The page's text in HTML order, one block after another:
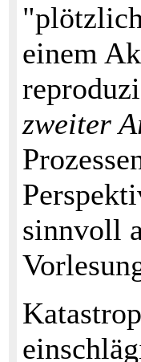
einem
zweiter
sinnvoll